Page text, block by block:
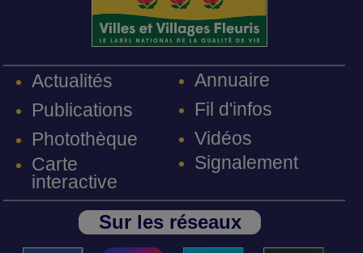
Actualités
Publications
Photothèque
Carte
interactive
Annuaire
Fil d'infos
Vidéos
Signalement
Sur les réseaux